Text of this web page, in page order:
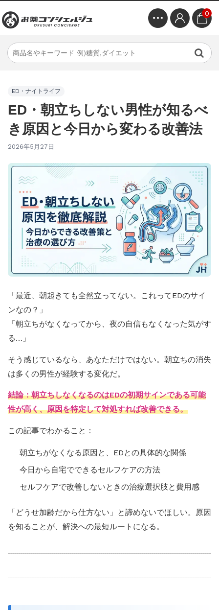
0
ED・ナイトライフ
ED・朝立ちしない男性が知るべ
き原因と今日から変わる改善法
2026年5月27日
「最近、朝起きても全然立ってない。これってEDのサイ
ンなの？」
「朝立ちがなくなってから、夜の自信もなくなった気がす
る…」
そう感じているなら、あなただけではない。朝立ちの消失
は多くの男性が経験する変化だ。
結論：朝立ちしなくなるのはEDの初期サインである可能
性が高く、原因を特定して対処すれば改善できる。
この記事でわかること：
朝立ちがなくなる原因と、EDとの具体的な関係
今日から自宅でできるセルフケアの方法
セルフケアで改善しないときの治療選択肢と費用感
「どうせ加齢だから仕方ない」と諦めないでほしい。原因
を知ることが、解決への最短ルートになる。